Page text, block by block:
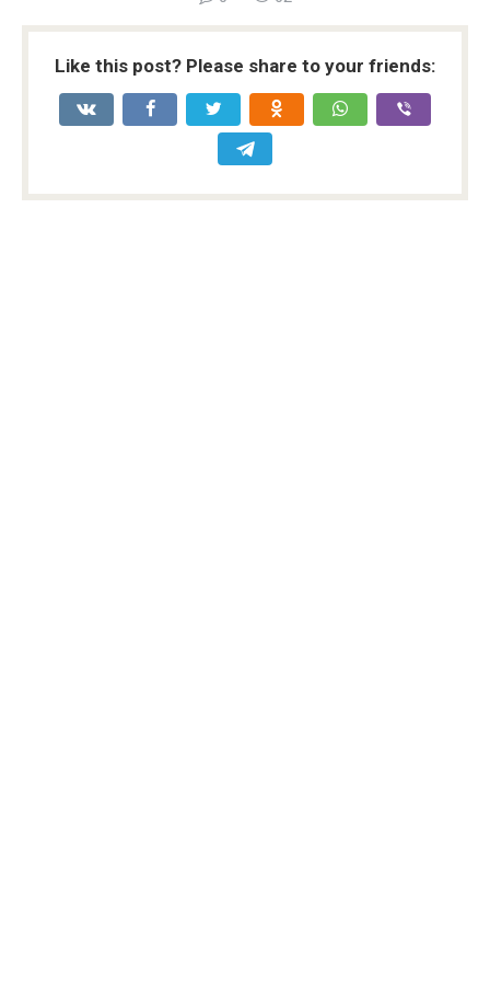
Like this post? Please share to your friends: